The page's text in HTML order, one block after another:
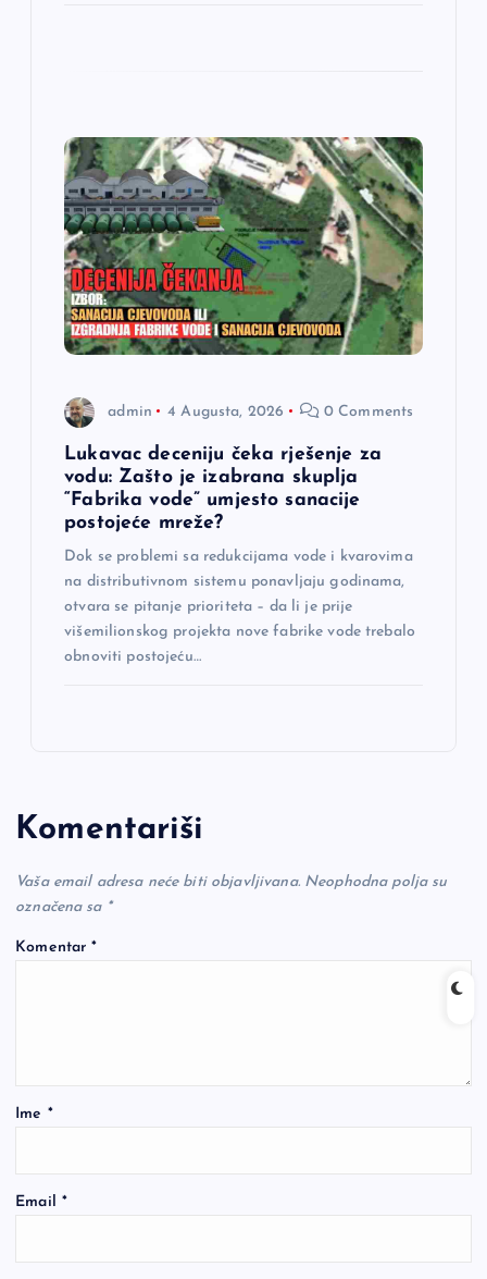
admin 4 Augusta, 2026 0 Comments
Lukavac deceniju čeka rješenje za
vodu: Zašto je izabrana skuplja
“Fabrika vode” umjesto sanacije
postojeće mreže?
Dok se problemi sa redukcijama vode i kvarovima
na distributivnom sistemu ponavljaju godinama,
otvara se pitanje prioriteta – da li je prije
višemilionskog projekta nove fabrike vode trebalo
obnoviti postojeću…
Komentariši
Vaša email adresa neće biti objavljivana. Neophodna polja su
označena sa *
Komentar*
Ime *
Email *